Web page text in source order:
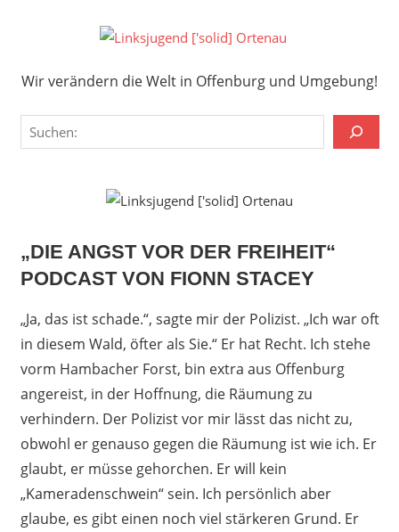
Wir verändern die Welt in Offenburg und Umgebung!
„DIE ANGST VOR DER FREIHEIT“
PODCAST VON FIONN STACEY
„Ja, das ist schade.“, sagte mir der Polizist. „Ich war oft
in diesem Wald, öfter als Sie.“ Er hat Recht. Ich stehe
vorm Hambacher Forst, bin extra aus Offenburg
angereist, in der Hoffnung, die Räumung zu
verhindern. Der Polizist vor mir lässt das nicht zu,
obwohl er genauso gegen die Räumung ist wie ich. Er
glaubt, er müsse gehorchen. Er will kein
„Kameradenschwein“ sein. Ich persönlich aber
glaube, es gibt einen noch viel stärkeren Grund. Er